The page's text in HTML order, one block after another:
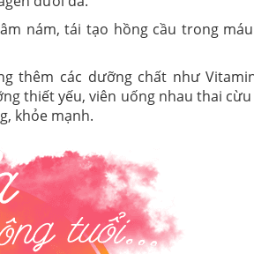
nám, tái tạo hồng cầu trong
thêm các dưỡng chất như
thiết yếu, viên uống nhau thai
khỏe mạnh.